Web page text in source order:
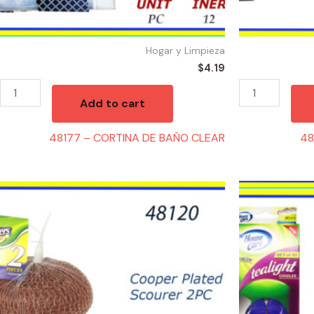
Hogar y Limpieza
$4.19
Add to cart
48177 – CORTINA DE BAÑO CLEAR
48120
SPONGA
COOPER
(2)
quantity
48195
-
TEA
LIGHTS
LAVANDA
(10)
quantity